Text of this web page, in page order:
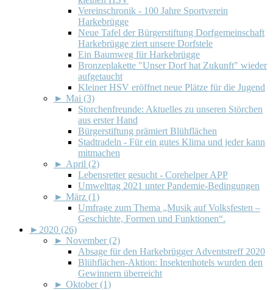
Vereinschronik - 100 Jahre Sportverein
Harkebrügge
Neue Tafel der Bürgerstiftung Dorfgemeinschaft
Harkebrügge ziert unsere Dorfstele
Ein Baumweg für Harkebrügge
Bronzeplakette "Unser Dorf hat Zukunft" wieder
aufgetaucht
Kleiner HSV eröffnet neue Plätze für die Jugend
► Mai (3)
Storchenfreunde: Aktuelles zu unseren Störchen
aus erster Hand
Bürgerstiftung prämiert Blühflächen
Stadtradeln - Für ein gutes Klima und jeder kann
mitmachen
► April (2)
Lebensretter gesucht - Corehelper APP
Umwelttag 2021 unter Pandemie-Bedingungen
► März (1)
Umfrage zum Thema „Musik auf Volksfesten –
Geschichte, Formen und Funktionen“.
► 2020 (26)
► November (2)
Absage für den Harkebrügger Adventstreff 2020
Blühflächen-Aktion: Insektenhotels wurden den
Gewinnern überreicht
► Oktober (1)